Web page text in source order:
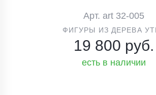
Арт. art 32-005
ФИГУРЫ ИЗ ДЕРЕВА
19 800 руб.
есть в наличии